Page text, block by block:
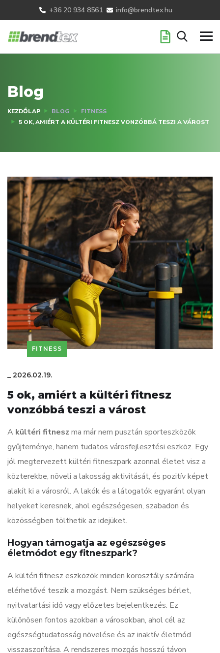
+36 20 934 8561 info@brendtex.hu
Blog
KEZDŐLAP BLOG
FITNESS
5 OK, AMIÉRT A KÜLTÉRI FITNESZ VONZÓBBÁ TESZI A VÁROST
FITNESS
_ 2026.02.19.
5 ok, amiért a kültéri fitnesz
vonzóbbá teszi a várost
A kültéri fitnesz ma már nem pusztán sporteszközök
gyűjteménye, hanem tudatos városfejlesztési eszköz. Egy
jól megtervezett kültéri fitneszpark azonnal életet visz a
közterekbe, növeli a lakosság aktivitását, és pozitív képet
alakít ki a városról. A lakók és a látogatók egyaránt olyan
helyeket keresnek, ahol egészségesen, szabadon és
közösségben tölthetik az idejüket.
Hogyan támogatja az egészséges
életmódot egy fitneszpark?
A kültéri fitnesz eszközök minden korosztály számára
elérhetővé teszik a mozgást. Nem szükséges bérlet,
nyitvatartási idő vagy előzetes bejelentkezés. Ez
különösen fontos azokban a városokban, ahol cél az
egészségtudatosság növelése és az inaktív életmód
visszaszorítása. A rendszeres mozgás hosszú távon